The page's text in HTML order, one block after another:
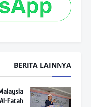
BERITA LAINNYA
Fatah